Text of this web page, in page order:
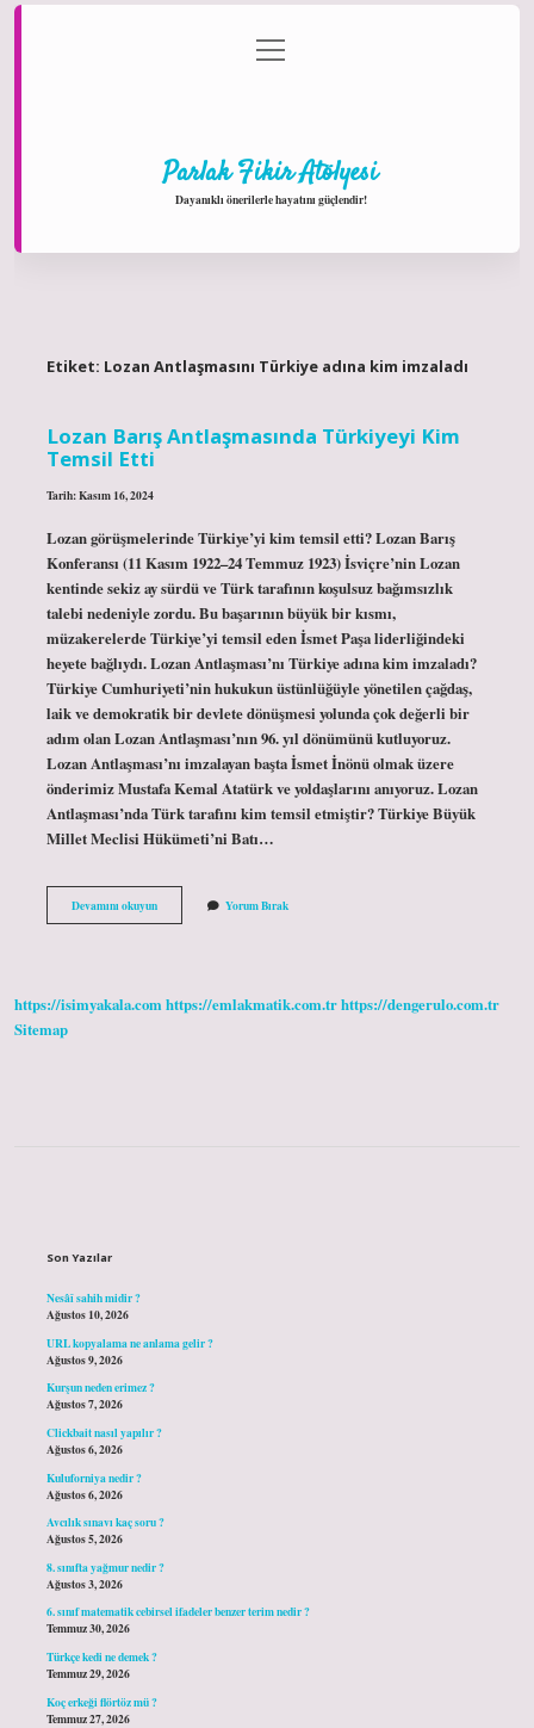
Gizlilik Politikası
menüyü
aç
Parlak Fikir Atölyesi
Dayanıklı önerilerle hayatını güçlendir!
Etiket: Lozan Antlaşmasını Türkiye adına kim imzaladı
Lozan Barış Antlaşmasında Türkiyeyi Kim
Temsil Etti
Tarih: Kasım 16, 2024
Lozan görüşmelerinde Türkiye’yi kim temsil etti? Lozan Barış
Konferansı (11 Kasım 1922–24 Temmuz 1923) İsviçre’nin Lozan
kentinde sekiz ay sürdü ve Türk tarafının koşulsuz bağımsızlık
talebi nedeniyle zordu. Bu başarının büyük bir kısmı,
müzakerelerde Türkiye’yi temsil eden İsmet Paşa liderliğindeki
heyete bağlıydı. Lozan Antlaşması’nı Türkiye adına kim imzaladı?
Türkiye Cumhuriyeti’nin hukukun üstünlüğüyle yönetilen çağdaş,
laik ve demokratik bir devlete dönüşmesi yolunda çok değerli bir
adım olan Lozan Antlaşması’nın 96. yıl dönümünü kutluyoruz.
Lozan Antlaşması’nı imzalayan başta İsmet İnönü olmak üzere
önderimiz Mustafa Kemal Atatürk ve yoldaşlarını anıyoruz. Lozan
Antlaşması’nda Türk tarafını kim temsil etmiştir? Türkiye Büyük
Millet Meclisi Hükümeti’ni Batı…
Devamını okuyunLozan
Barış
Etti
Yorum Bırak
https://isimyakala.comhttps://emlakmatik.com.trhttps://dengerulo.com.tr
Sitemap
Son Yazılar
Nesâî sahih midir ?
Ağustos 10, 2026
URL kopyalama ne anlama gelir ?
Ağustos 9, 2026
Kurşun neden erimez ?
Ağustos 7, 2026
Clickbait nasıl yapılır ?
Ağustos 6, 2026
Kuluforniya nedir ?
Ağustos 6, 2026
Avcılık sınavı kaç soru ?
Ağustos 5, 2026
8. sınıfta yağmur nedir ?
Ağustos 3, 2026
6. sınıf matematik cebirsel ifadeler benzer terim nedir ?
Temmuz 30, 2026
Türkçe kedi ne demek ?
Temmuz 29, 2026
Koç erkeği flörtöz mü ?
Temmuz 27, 2026